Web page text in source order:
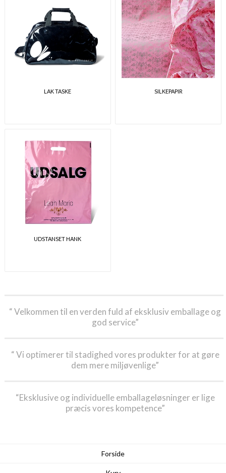
LAK TASKE SILKEPAPIR
UDSTANSET HANK
“ Velkommen til en verden fuld af eksklusiv emballage og
god service”
“ Vi optimerer til stadighed vores produkter for at gøre
dem mere miljøvenlige”
“Eksklusive og individuelle emballageløsninger er lige
præcis vores kompetence”
Forside